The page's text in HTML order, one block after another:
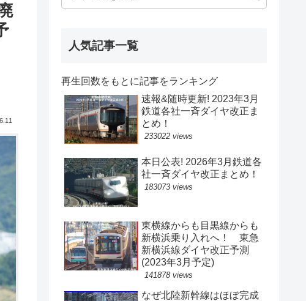
人気記事一覧
再生回数をもとに記事をランキング
速報&随時更新! 2023年3月
鉄道各社一斉ダイヤ改正ま
とめ！
233022 views
本日公表! 2026年3月鉄道各
社一斉ダイヤ改正まとめ！
183073 views
東横線からも目黒線からも
新横浜乗り入れへ！ 東急
新横浜線ダイヤ改正予測
(2023年3月予定)
141878 views
なぜ北陸新幹線はほぼ完成